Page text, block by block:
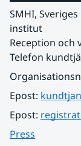
SMHI,
institut
Reception och
Telefon
Epost:
Epost:
Press